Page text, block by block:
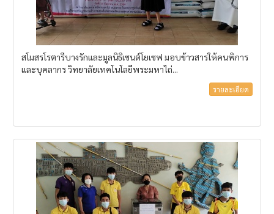
สโมสรโรตารีบางรักและมูลนิธิเซนต์โยเซฟ มอบข้าวสารให้คนพิการ
และบุคลากร วิทยาลัยเทคโนโลยีพระมหาไถ่...
รายละเอียด